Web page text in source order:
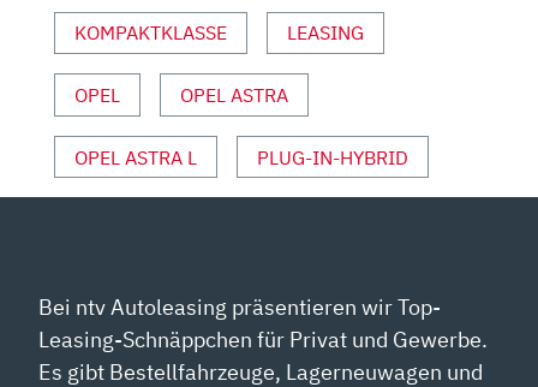
YOUTUBE
ANZEIGEN
KOMPAKTKLASSE LEASING
OPEL OPEL ASTRA
OPEL ASTRA L PLUG-IN-HYBRID
Bei ntv Autoleasing präsentieren wir Top-
Leasing-Schnäppchen für Privat und Gewerbe.
Es gibt Bestellfahrzeuge, Lagerneuwagen und